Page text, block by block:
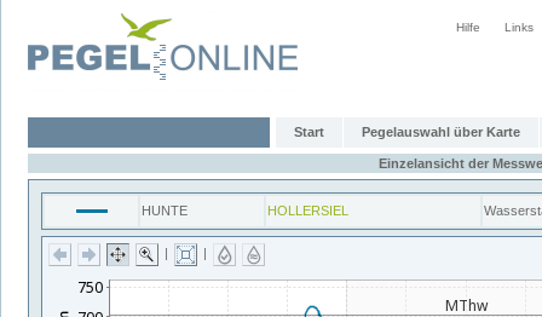
Hilfe Links
Start Pegelauswahl über Karte
Einzelansicht der
HUNTE HOLLERSIEL
| |